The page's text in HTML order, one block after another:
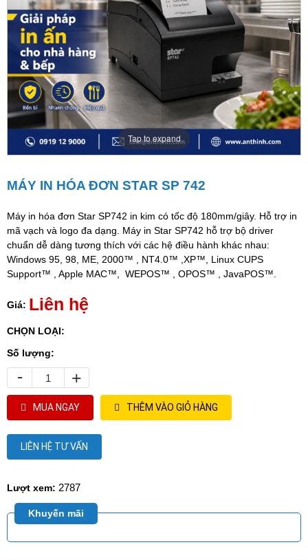
Tap to expand
MÁY IN HÓA ĐƠN STAR SP 742
Máy in hóa đơn Star SP742 in kim có tốc độ 180mm/giây. Hỗ trợ in
mã vạch và logo đa dạng. Máy in Star SP742 hỗ trợ bộ driver
chuẩn dễ dàng tương thích với các hệ điều hành khác nhau:
Windows 95, 98, ME, 2000™ , NT4.0™ ,XP™, Linux CUPS
Support™ , Apple MAC™, WEPOS™ , OPOS™ , JavaPOS™.
Giá: Liên hệ
CHỌN LOẠI:
Số lượng:
- +
MUA NGAY THÊM VÀO GIỎ HÀNG
LIÊN HỆ TƯ VẤN
Lượt xem: 2787
Khuyến mãi